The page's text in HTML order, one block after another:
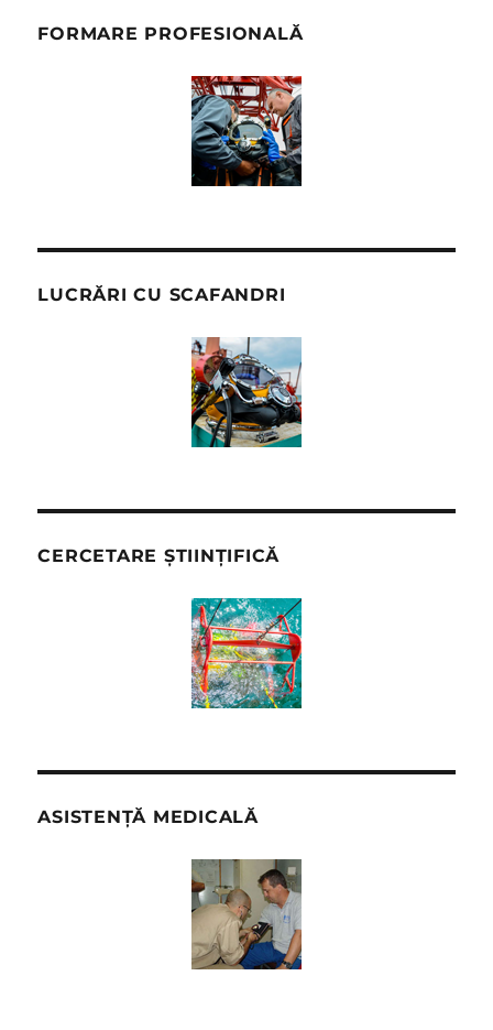
FORMARE PROFESIONALĂ
LUCRĂRI CU SCAFANDRI
CERCETARE ȘTIINȚIFICĂ
ASISTENȚĂ MEDICALĂ